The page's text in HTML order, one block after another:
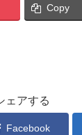
Copy
ェアする
Facebook